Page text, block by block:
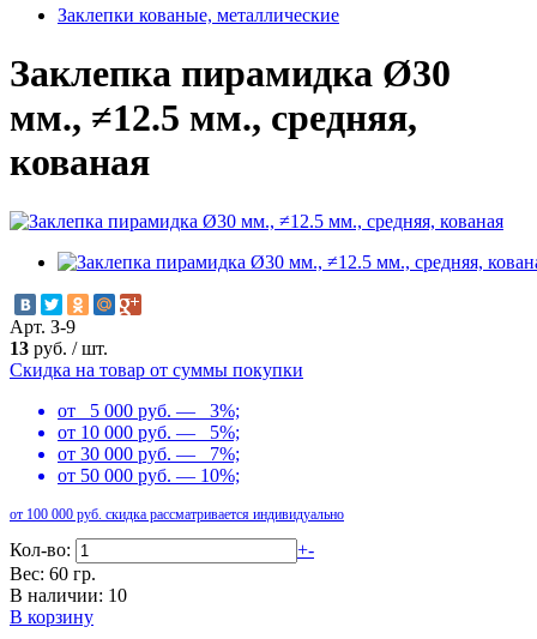
Заклепки кованые, металлические
Заклепка пирамидка Ø30
мм., ≠12.5 мм., средняя,
кованая
Арт. З-9
13 руб. /шт.
Скидка на товар от суммы покупки
от 5 000 руб. — 3%;
от 10 000 руб. — 5%;
от 30 000 руб. — 7%;
от 50 000 руб. — 10%;
от 100 000 руб. скидка рассматривается индивидуально
Кол-во: +-
Вес: 60 гр.
В наличии: 10
В корзину